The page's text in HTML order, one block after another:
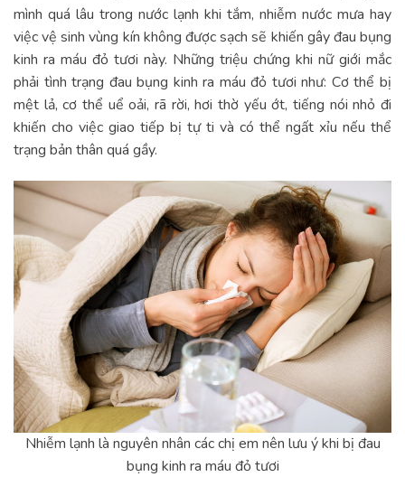
mình quá lâu trong nước lạnh khi tắm, nhiễm nước mưa hay
việc vệ sinh vùng kín không được sạch sẽ khiến gây đau bụng
kinh ra máu đỏ tươi này. Những triệu chứng khi nữ giới mắc
phải tình trạng đau bụng kinh ra máu đỏ tươi như: Cơ thể bị
mệt lả, cơ thể uể oải, rã rời, hơi thờ yếu ớt, tiếng nói nhỏ đi
khiến cho việc giao tiếp bị tự ti và có thể ngất xỉu nếu thể
trạng bản thân quá gầy.
Nhiễm lạnh là nguyên nhân các chị em nên lưu ý khi bị đau
bụng kinh ra máu đỏ tươi